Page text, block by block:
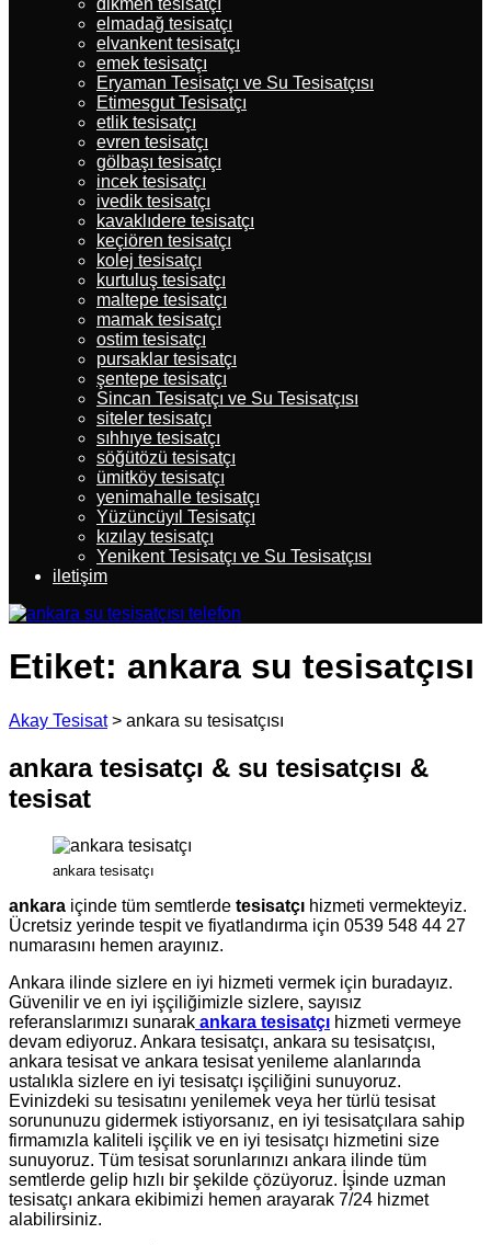
dikmen tesisatçı
elmadağ tesisatçı
elvankent tesisatçı
emek tesisatçı
Eryaman Tesisatçı ve Su Tesisatçısı
Etimesgut Tesisatçı
etlik tesisatçı
evren tesisatçı
gölbaşı tesisatçı
incek tesisatçı
ivedik tesisatçı
kavaklıdere tesisatçı
keçiören tesisatçı
kolej tesisatçı
kurtuluş tesisatçı
maltepe tesisatçı
mamak tesisatçı
ostim tesisatçı
pursaklar tesisatçı
şentepe tesisatçı
Sincan Tesisatçı ve Su Tesisatçısı
siteler tesisatçı
sıhhıye tesisatçı
söğütözü tesisatçı
ümitköy tesisatçı
yenimahalle tesisatçı
Yüzüncüyıl Tesisatçı
kızılay tesisatçı
Yenikent Tesisatçı ve Su Tesisatçısı
iletişim
Etiket: ankara su tesisatçısı
Akay Tesisat> ankara su tesisatçısı
ankara tesisatçı & su tesisatçısı &
tesisat
ankara tesisatçı
ankara içinde tüm semtlerde tesisatçı hizmeti vermekteyiz.
Ücretsiz yerinde tespit ve fiyatlandırma için 0539 548 44 27
numarasını hemen arayınız.
Ankara ilinde sizlere en iyi hizmeti vermek için buradayız.
Güvenilir ve en iyi işçiliğimizle sizlere, sayısız
referanslarımızı sunarak ankara tesisatçı hizmeti vermeye
devam ediyoruz. Ankara tesisatçı, ankara su tesisatçısı,
ankara tesisat ve ankara tesisat yenileme alanlarında
ustalıkla sizlere en iyi tesisatçı işçiliğini sunuyoruz.
Evinizdeki su tesisatını yenilemek veya her türlü tesisat
sorununuzu gidermek istiyorsanız, en iyi tesisatçılara sahip
firmamızla kaliteli işçilik ve en iyi tesisatçı hizmetini size
sunuyoruz. Tüm tesisat sorunlarınızı ankara ilinde tüm
semtlerde gelip hızlı bir şekilde çözüyoruz. İşinde uzman
tesisatçı ankara ekibimizi hemen arayarak 7/24 hizmet
alabilirsiniz.